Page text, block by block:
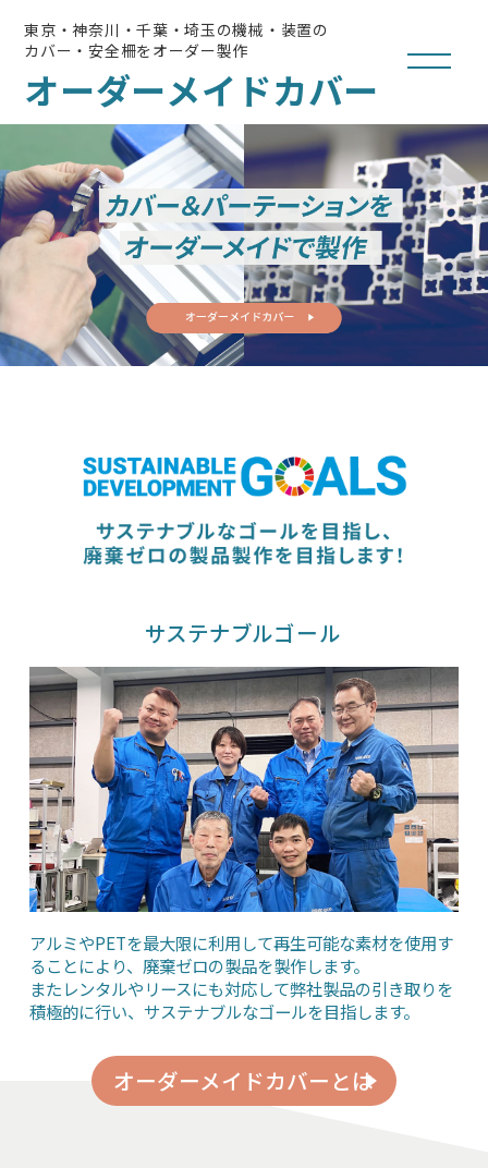
東京・神奈川・千葉・埼玉の機械・装置の
カバー・安全柵をオーダー製作
オーダーメイドカバー
サステナブルゴール
アルミやPETを最大限に利用して再生可能な素材を使用す
ることにより、廃棄ゼロの製品を製作します。
またレンタルやリースにも対応して弊社製品の引き取りを
積極的に行い、サステナブルなゴールを目指します。
オーダーメイドカバーとは